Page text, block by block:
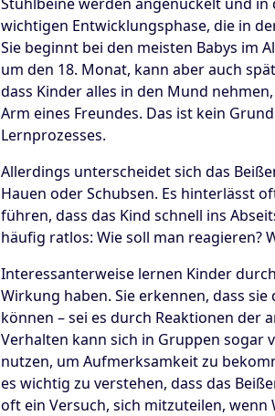
wichtigen Entwicklungsphase, die in
Sie beginnt bei den meisten Babys im
um den 18. Monat, kann aber auch
dass Kinder alles in den Mund
Arm eines Freundes. Das ist kein
Lernprozesses.
Allerdings unterscheidet sich das
Hauen oder Schubsen. Es hinterlässt
führen, dass das Kind schnell ins
häufig ratlos: Wie soll man reagieren?
Interessanterweise lernen Kinder
Wirkung haben. Sie erkennen, dass
können – sei es durch Reaktionen der
Verhalten kann sich in Gruppen sogar
nutzen, um Aufmerksamkeit zu
es wichtig zu verstehen, dass das
oft ein Versuch, sich mitzuteilen, wenn